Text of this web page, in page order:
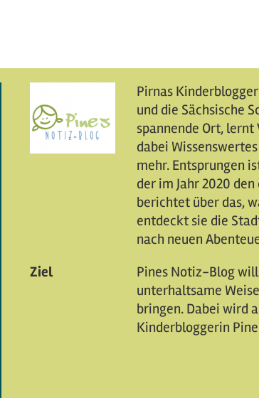
Pirnas
und die Sächsische
spannende Ort,
dabei
mehr. Entsprungen
der im Jahr 2020
berichtet über das,
entdeckt sie die
nach neuen
Ziel
Pines Notiz-Blog
unterhaltsame
bringen. Dabei wird
Kinderbloggerin